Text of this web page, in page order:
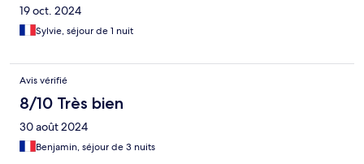
19 oct. 2024
Sylvie, séjour de 1 nuit
Avis vérifié
8/10 Très bien
30 août 2024
Benjamin, séjour de 3 nuits